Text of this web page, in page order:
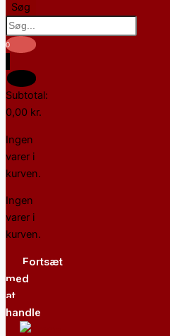
Søg
0
0
Subtotal:
0,00 kr.
Ingen
varer i
kurven.
Ingen
varer i
kurven.
Fortsæt
med
at
handle